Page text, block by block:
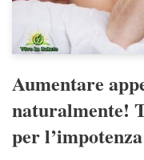
Aumentare
naturalmente!
per l’impotenza